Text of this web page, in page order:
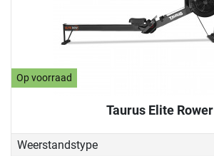
Op voorraad
Taurus Elite Rower
Weerstandstype